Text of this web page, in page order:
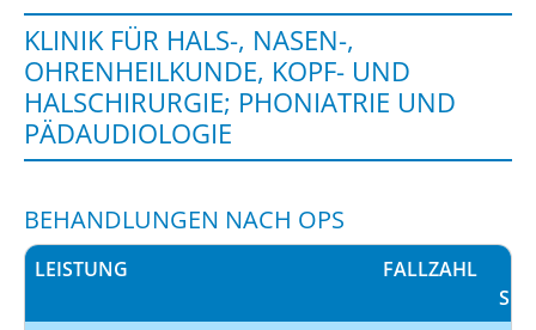
KLINIK FÜR HALS-, NASEN-,
OHRENHEILKUNDE, KOPF- UND
HALSCHIRURGIE; PHONIATRIE UND
PÄDAUDIOLOGIE
BEHANDLUNGEN NACH OPS
LEISTUNG FALLZAHL